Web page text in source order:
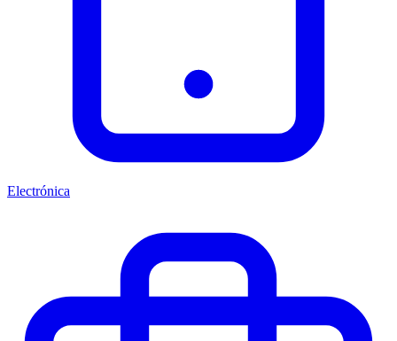
Electrónica